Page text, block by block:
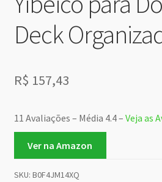
Deck
R$ 157,43
11 Avaliações – Média 4.4 – Veja as
Ver na Amazon
SKU: B0F4JM14XQ